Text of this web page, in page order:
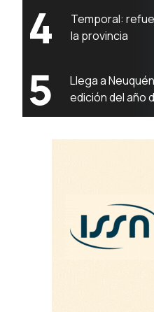
4
Temporal:
la provincia
5
Llega a
edición del año